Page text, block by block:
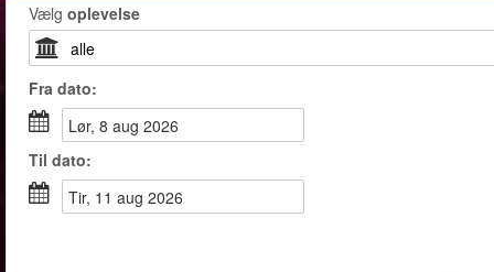
Vælg oplevelse
Fra dato:
lør, 8 aug 2026
Til dato:
tir, 11 aug 2026